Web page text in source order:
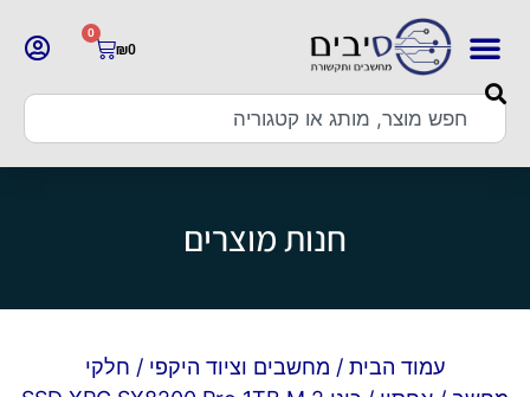
₪0
0
חנות מוצרים
עמוד הבית / מחשבים וציוד היקפי / חלקי